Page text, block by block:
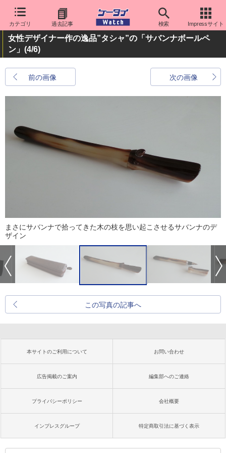
カテゴリ 過去記事 検索 Impressサイト
女性デザイナー作の逸品”タシャ”の「サバンナボールペ
ン」 (4/6)
前の画像 次の画像
まさにサバンナで拾ってきた木の枝を思い起こさせるサバンナのデ
ザイン
この写真の記事へ
本サイトのご利用について お問い合わせ
広告掲載のご案内 編集部へのご連絡
プライバシーポリシー 会社概要
インプレスグループ 特定商取引法に基づく表示